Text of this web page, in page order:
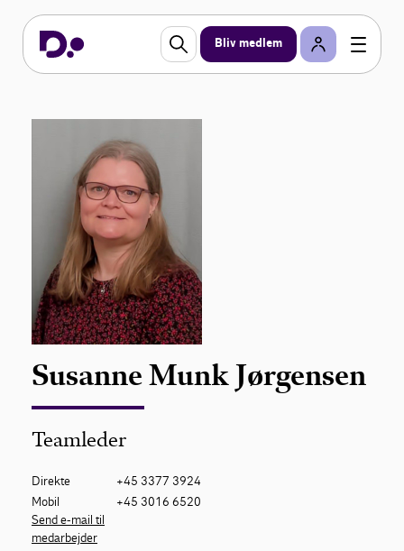
Bliv medlem
Susanne Munk Jørgensen
Teamleder
Direkte
+45 3377 3924
Mobil
+45 3016 6520
Send e-mail til
medarbejder